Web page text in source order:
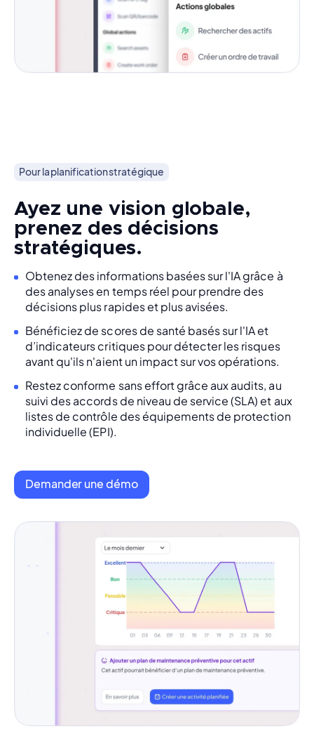
Pour la planification stratégique
Ayez une vision globale,
prenez des décisions
stratégiques.
Obtenez des informations basées sur l'IA grâce à
des analyses en temps réel pour prendre des
décisions plus rapides et plus avisées.
Bénéficiez de scores de santé basés sur l'IA et
d’indicateurs critiques pour détecter les risques
avant qu'ils n'aient un impact sur vos opérations.
Restez conforme sans effort grâce aux audits, au
suivi des accords de niveau de service (SLA) et aux
listes de contrôle des équipements de protection
individuelle (EPI).
Demander une démo